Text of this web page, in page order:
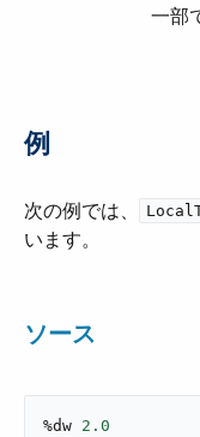
一部
例
次の例では、​
います。
ソース
%dw 2.0